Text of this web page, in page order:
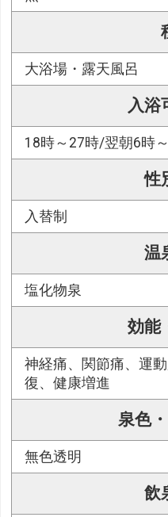
大浴場・露天風呂
入浴
18時～27時/翌朝6時
性
入替制
温
塩化物泉
効能
神経痛、関節痛、運
復、健康増進
泉色
無色透明
飲